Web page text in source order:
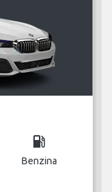
local_gas_station
Benzina